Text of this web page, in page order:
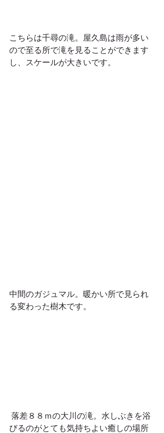
こちらは千尋の滝。屋久島は雨が多い
ので至る所で滝を見ることができます
し、スケールが大きいです。
中間のガジュマル。暖かい所で見られ
る変わった樹木です。
びるのがとても気持ちよい癒しの場所